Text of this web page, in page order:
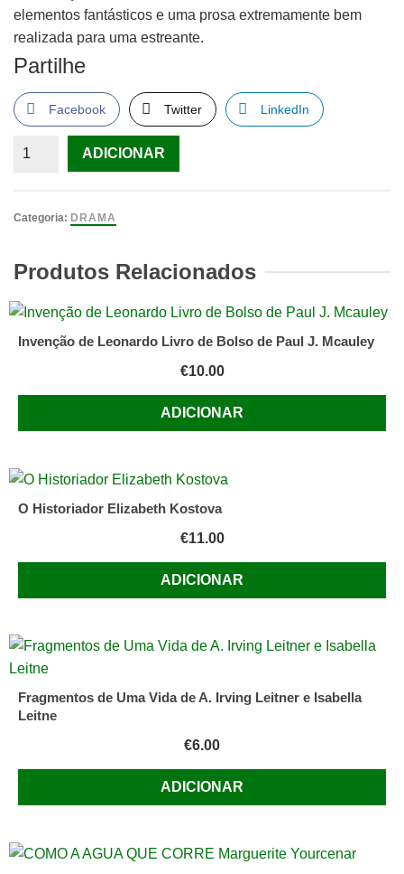
elementos fantásticos e uma prosa extremamente bem
realizada para uma estreante.
Partilhe
Facebook Twitter LinkedIn
Quantidade
Clube
e
Da
de
Tan
ADICIONAR
Categoria: DRAMA
Produtos Relacionados
Invenção de Leonardo Livro de Bolso de Paul J. Mcauley
€10.00
ADICIONAR
O Historiador Elizabeth Kostova
€11.00
ADICIONAR
Fragmentos de Uma Vida de A. Irving Leitner e Isabella
Leitne
€6.00
ADICIONAR